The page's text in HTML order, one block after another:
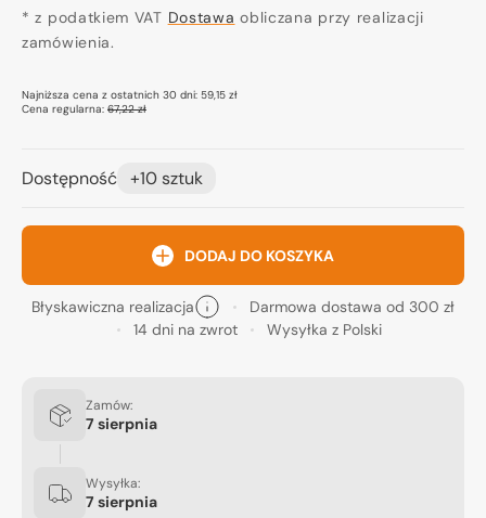
promocyjnaregularna
* z podatkiem VAT Dostawa obliczana przy realizacji
zamówienia.
Najniższa cena z ostatnich 30 dni: 59,15 zł
Cena regularna: 67,22 zł
Dostępność +10 sztuk
DODAJ DO KOSZYKA
Błyskawiczna realizacja
Darmowa dostawa od 300 zł
14 dni na zwrot
Wysyłka z Polski
Zamów:
7 sierpnia
Wysyłka:
7 sierpnia